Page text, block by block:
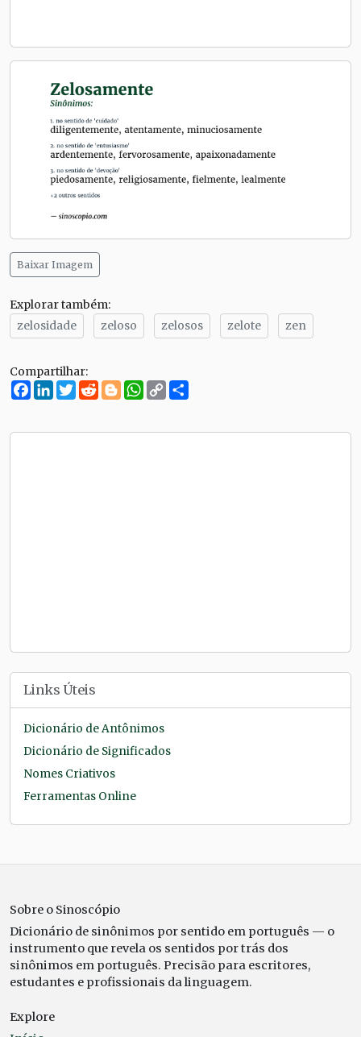
Baixar Imagem
Explorar também:
zelosidade
zeloso zelosos zelote zen
Compartilhar:
Facebook
LinkedIn
Twitter
RedditBloggerWhatsApp
Copy
Link
Links Úteis
Dicionário de Antônimos
Dicionário de Significados
Nomes Criativos
Ferramentas Online
Sobre o Sinoscópio
Dicionário de sinônimos por sentido em português — o
instrumento que revela os sentidos por trás dos
sinônimos em português. Precisão para escritores,
estudantes e profissionais da linguagem.
Explore